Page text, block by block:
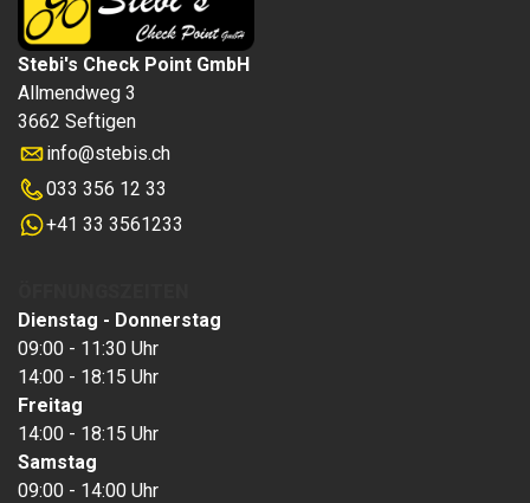
Stebi's Check Point GmbH
Allmendweg 3
3662 Seftigen
info@stebis.ch
033 356 12 33
+41 33 3561233
Dienstag - Donnerstag
09:00 - 11:30 Uhr
14:00 - 18:15 Uhr
Freitag
14:00 - 18:15 Uhr
Samstag
09:00 - 14:00 Uhr